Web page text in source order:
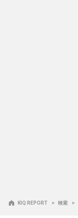
KIQ REPORT 検索